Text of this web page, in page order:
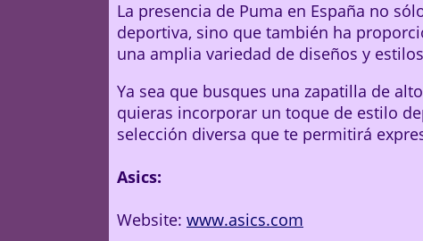
La presencia de Puma en España no
deportiva, sino que también ha
una amplia variedad de diseños y
Ya sea que busques una zapatilla de
quieras incorporar un toque de estilo
selección diversa que te permitirá
Asics:
Website: www.asics.com